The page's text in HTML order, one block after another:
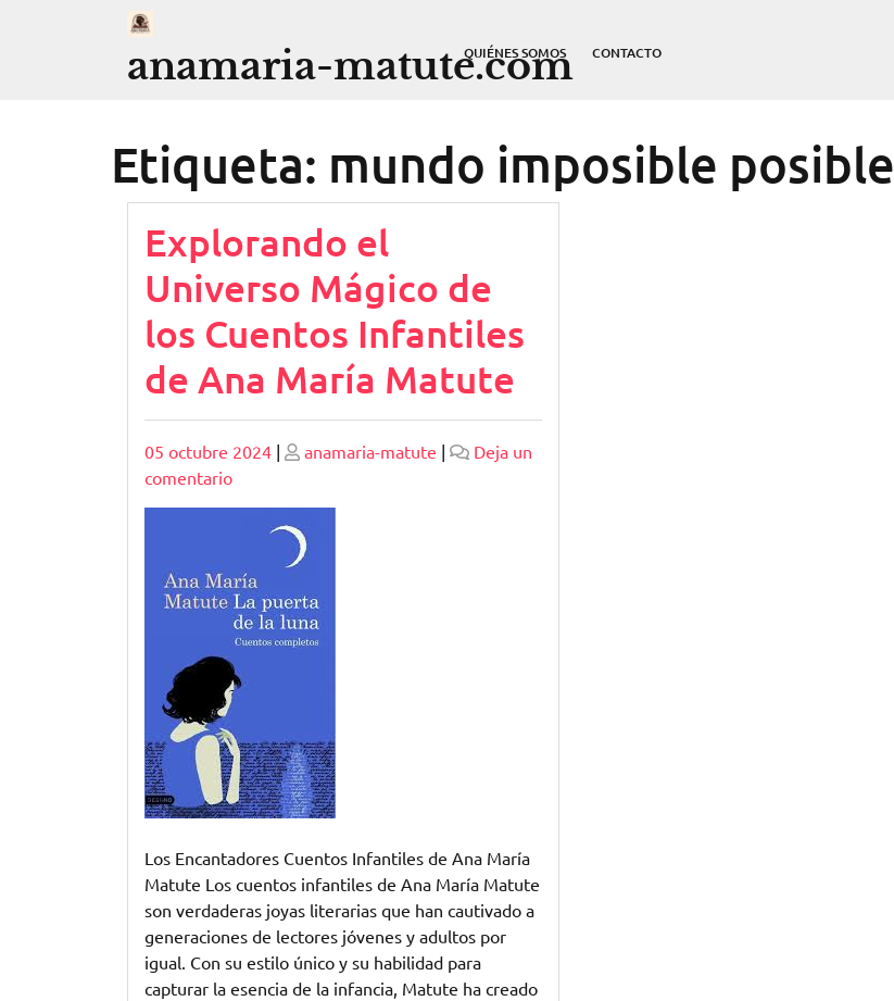
anamaria-matute.com
QUIÉNES SOMOS CONTACTO
Etiqueta: mundo imposible posible
Explorando el
Universo Mágico de
los Cuentos Infantiles
de Ana María Matute
Publicado
05 octubre 2024 | Publicado
anamaria-matute |
Deja un
comentarioen
Explorando
Universo
Mágico
de
los
Cuentos
Infantiles
de
Ana
María
Matute
Los Encantadores Cuentos Infantiles de Ana María
Matute Los cuentos infantiles de Ana María Matute
son verdaderas joyas literarias que han cautivado a
generaciones de lectores jóvenes y adultos por
igual. Con su estilo único y su habilidad para
capturar la esencia de la infancia, Matute ha creado